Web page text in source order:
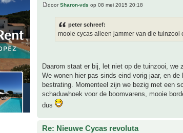
doorSharon-vds op 08 mei 2015 20:18
peter schreef:
mooie cycas alleen jammer van die tuinzooi
Daarom staat er bij, let niet op de tuinzooi, we
We wonen hier pas sinds eind vorig jaar, en
bestrating. Momenteel zijn we bezig met een
schaduwhoek voor de boomvarens, mooie
dus
Re: Nieuwe Cycas revoluta